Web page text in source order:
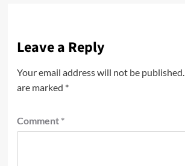
Leave a Reply
Your email address will not be published.
are marked *
Comment *